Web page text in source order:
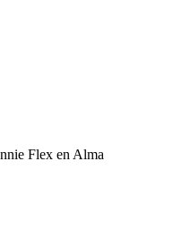
Flex en Alma